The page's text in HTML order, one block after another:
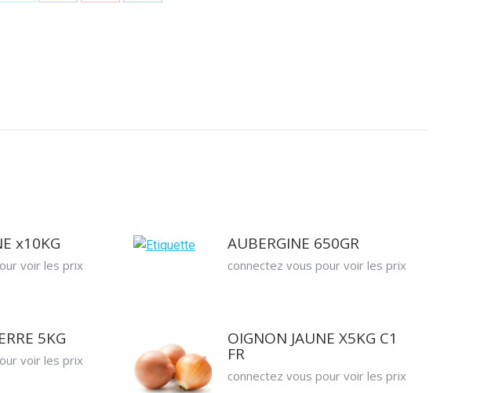
x10KG
voir les prix
AUBERGINE 650GR
connectez vous pour voir les prix
5KG
voir les prix
OIGNON JAUNE X5KG C1
FR
connectez vous pour voir les prix